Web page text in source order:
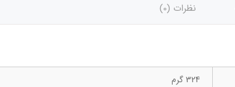
نظرات (0)
324 گرم